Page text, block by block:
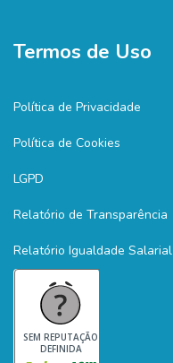
Termos de Uso
Política de Privacidade
Política de Cookies
LGPD
Relatório de Transparência
Relatório Igualdade Salarial
SEM REPUTAÇÃO
DEFINIDA